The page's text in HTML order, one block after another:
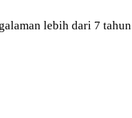
lebih dari 7